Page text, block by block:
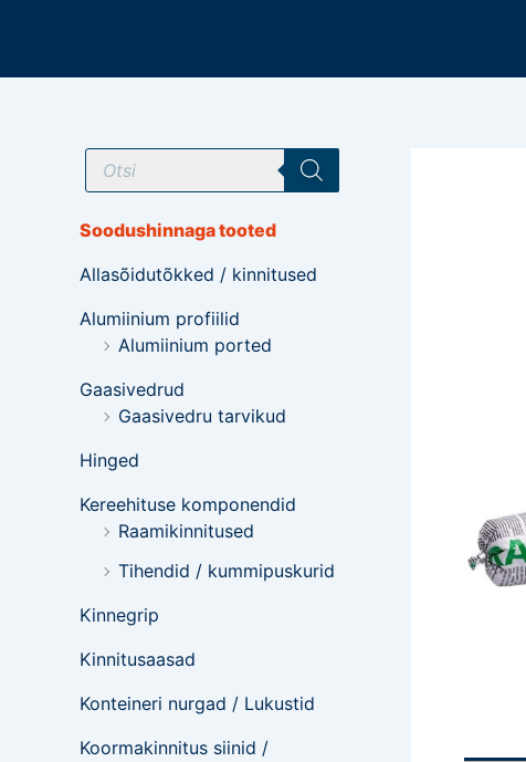
T
o
e
t
e
o
s
Soodushinnaga tooted
Allasõidutõkked / kinnitused
Alumiinium profiilid
Alumiinium ported
Gaasivedrud
Gaasivedru tarvikud
Hinged
Kereehituse komponendid
Raamikinnitused
Tihendid / kummipuskurid
Kinnegrip
Kinnitusaasad
Konteineri nurgad / Lukustid
Koormakinnitus siinid /